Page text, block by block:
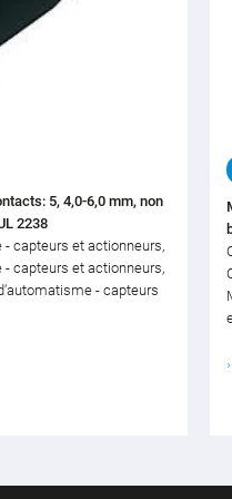
5, 4,0-6,0 mm, non
2238
- capteurs et actionneurs,
- capteurs et actionneurs,
- capteurs